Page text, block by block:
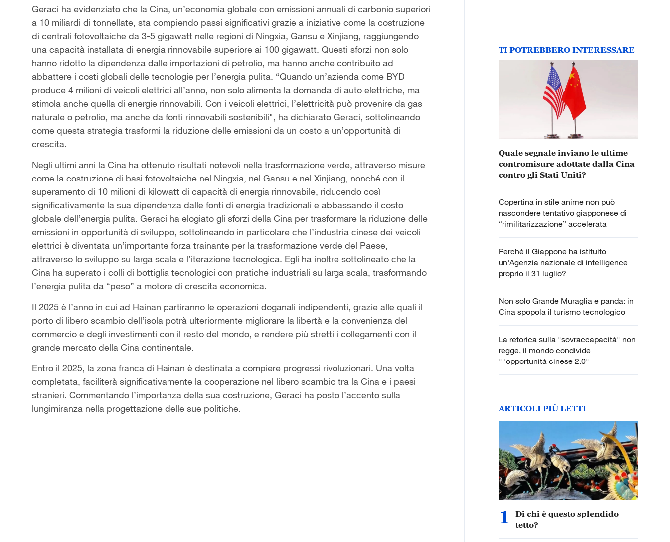
Geraci ha evidenziato che la Cina, un’economia globale con emissioni annuali di carbonio superiori
a 10 miliardi di tonnellate, sta compiendo passi significativi grazie a iniziative come la costruzione
di centrali fotovoltaiche da 3-5 gigawatt nelle regioni di Ningxia, Gansu e Xinjiang, raggiungendo
una capacità installata di energia rinnovabile superiore ai 100 gigawatt. Questi sforzi non solo
hanno ridotto la dipendenza dalle importazioni di petrolio, ma hanno anche contribuito ad
abbattere i costi globali delle tecnologie per l’energia pulita. “Quando un’azienda come BYD
produce 4 milioni di veicoli elettrici all’anno, non solo alimenta la domanda di auto elettriche, ma
stimola anche quella di energie rinnovabili. Con i veicoli elettrici, l’elettricità può provenire da gas
naturale o petrolio, ma anche da fonti rinnovabili sostenibili", ha dichiarato Geraci, sottolineando
come questa strategia trasformi la riduzione delle emissioni da un costo a un’opportunità di
crescita.
Negli ultimi anni la Cina ha ottenuto risultati notevoli nella trasformazione verde, attraverso misure
come la costruzione di basi fotovoltaiche nel Ningxia, nel Gansu e nel Xinjiang, nonché con il
superamento di 10 milioni di kilowatt di capacità di energia rinnovabile, riducendo così
significativamente la sua dipendenza dalle fonti di energia tradizionali e abbassando il costo
globale dell’energia pulita. Geraci ha elogiato gli sforzi della Cina per trasformare la riduzione delle
emissioni in opportunità di sviluppo, sottolineando in particolare che l’industria cinese dei veicoli
elettrici è diventata un’importante forza trainante per la trasformazione verde del Paese,
attraverso lo sviluppo su larga scala e l’iterazione tecnologica. Egli ha inoltre sottolineato che la
Cina ha superato i colli di bottiglia tecnologici con pratiche industriali su larga scala, trasformando
l’energia pulita da “peso” a motore di crescita economica.
Il 2025 è l’anno in cui ad Hainan partiranno le operazioni doganali indipendenti, grazie alle quali il
porto di libero scambio dell’isola potrà ulteriormente migliorare la libertà e la convenienza del
commercio e degli investimenti con il resto del mondo, e rendere più stretti i collegamenti con il
grande mercato della Cina continentale.
Entro il 2025, la zona franca di Hainan è destinata a compiere progressi rivoluzionari. Una volta
completata, faciliterà significativamente la cooperazione nel libero scambio tra la Cina e i paesi
stranieri. Commentando l’importanza della sua costruzione, Geraci ha posto l’accento sulla
lungimiranza nella progettazione delle sue politiche.
TI POTREBBERO INTERESSARE
Quale segnale inviano le ultime
contromisure adottate dalla Cina
contro gli Stati Uniti?
Copertina in stile anime non può
nascondere tentativo giapponese di
“rimilitarizzazione” accelerata
Perché il Giappone ha istituito
un'Agenzia nazionale di intelligence
proprio il 31 luglio?
Non solo Grande Muraglia e panda: in
Cina spopola il turismo tecnologico
La retorica sulla "sovraccapacità" non
regge, il mondo condivide
"l'opportunità cinese 2.0"
ARTICOLI PIÙ LETTI
1
Di chi è questo splendido
tetto?